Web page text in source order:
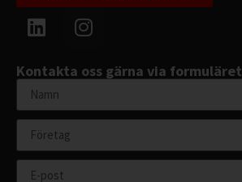
Kontakta oss gärna via formuläret